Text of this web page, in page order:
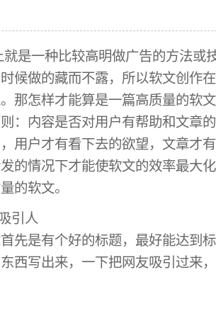
就是一种比较高明做广告的方法或
候做的藏而不露，所以软文创作
那怎样才能算是一篇高质量的软
：内容是否对用户有帮助和文章
用户才有看下去的欲望，文章才
的情况下才能使软文的效率最大
的软文。
引人
先是有个好的标题，最好能达到
西写出来，一下把网友吸引过来